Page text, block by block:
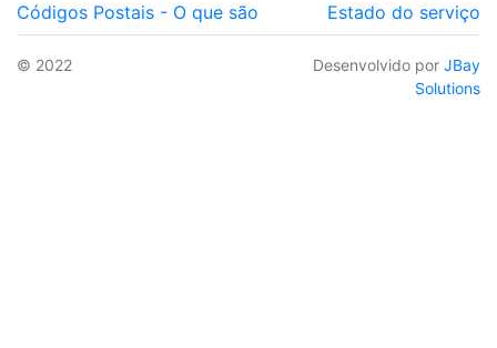
Códigos Postais - O que são Estado do serviço
© 2022 Desenvolvido por JBay
Solutions